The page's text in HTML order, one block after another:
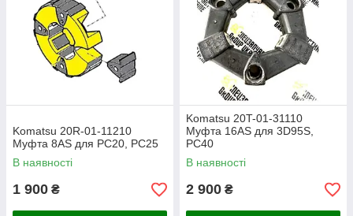
Komatsu 20R-01-11210
Муфта 8AS для PC20, PC25
В наявності
1 900 ₴
Komatsu 20T-01-31110
Муфта 16AS для 3D95S,
PC40
В наявності
2 900 ₴